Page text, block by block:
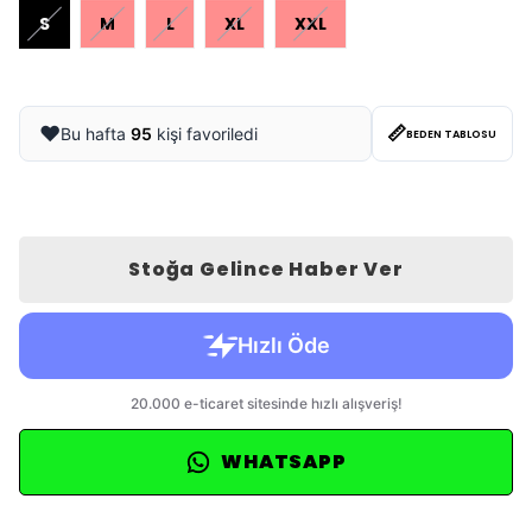
S M L XL XXL
❤️Bu hafta 95 kişi favoriledi 📏BEDEN TABLOSU
Stoğa Gelince Haber Ver
WHATSAPP